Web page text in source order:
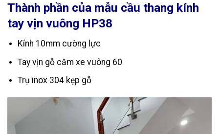
Thành phần của mẫu cầu thang kính
tay vịn vuông HP38
Kính 10mm cường lực
Tay vịn gỗ căm xe vuông 60
Trụ inox 304 kẹp gỗ